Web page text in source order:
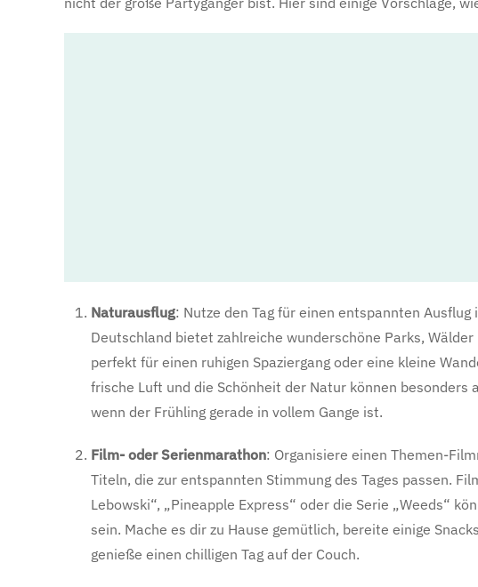
Naturausflug: Nutze den Tag für einen entspannten Ausflug
Deutschland bietet zahlreiche wunderschöne Parks, Wälder
perfekt für einen ruhigen Spaziergang oder eine kleine
frische Luft und die Schönheit der Natur können besonders
wenn der Frühling gerade in vollem Gange ist.
Film- oder Serienmarathon: Organisiere einen Themen-
Titeln, die zur entspannten Stimmung des Tages passen.
Lebowski“, „Pineapple Express“ oder die Serie „Weeds“
sein. Mache es dir zu Hause gemütlich, bereite einige
genieße einen chilligen Tag auf der Couch.